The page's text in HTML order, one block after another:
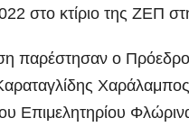
στο κτίριο της ΖΕΠ
παρέστησαν ο
Επιμελητηρίου